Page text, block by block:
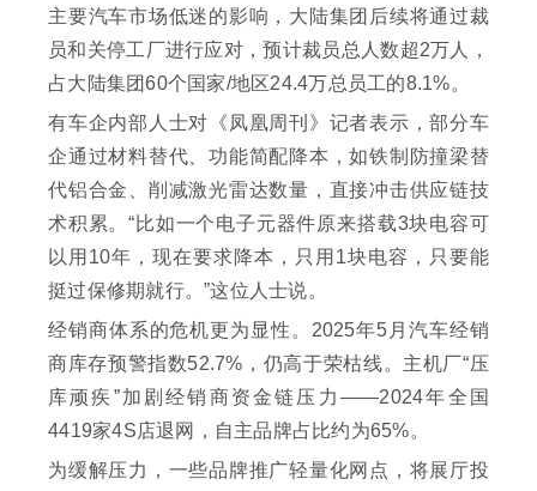
主要汽车市场低迷的影响，大陆集团后续将通过裁
员和关停工厂进行应对，预计裁员总人数超2万人，
占大陆集团60个国家/地区24.4万总员工的8.1%。
有车企内部人士对《凤凰周刊》记者表示，部分车
企通过材料替代、功能简配降本，如铁制防撞梁替
代铝合金、削减激光雷达数量，直接冲击供应链技
术积累。“比如一个电子元器件原来搭载3块电容可
以用10年，现在要求降本，只用1块电容，只要能
挺过保修期就行。”这位人士说。
经销商体系的危机更为显性。2025年5月汽车经销
商库存预警指数52.7%，仍高于荣枯线。主机厂“压
库顽疾”加剧经销商资金链压力——2024年全国
4419家4S店退网，自主品牌占比约为65%。
为缓解压力，一些品牌推广轻量化网点，将展厅投